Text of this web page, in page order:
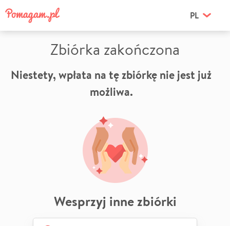
PL
Zbiórka zakończona
Niestety, wpłata na tę zbiórkę nie jest już
możliwa.
Wesprzyj inne zbiórki